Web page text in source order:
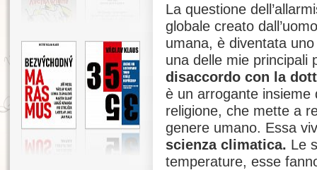
La questione
globale creato
umana, è diventata
una delle mie principali
disaccordo con la
è un arrogante insieme
religione, che mette a
genere umano. Essa
scienza climatica. Le
temperature, esse